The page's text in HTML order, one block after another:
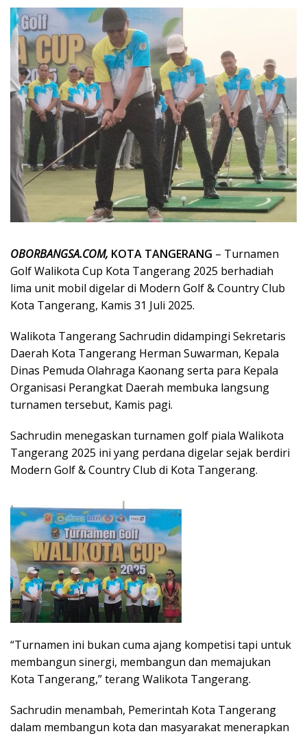
OBORBANGSA.COM, KOTA TANGERANG – Turnamen
Golf Walikota Cup Kota Tangerang 2025 berhadiah
lima unit mobil digelar di Modern Golf & Country Club
Kota Tangerang, Kamis 31 Juli 2025.
Walikota Tangerang Sachrudin didampingi Sekretaris
Daerah Kota Tangerang Herman Suwarman, Kepala
Dinas Pemuda Olahraga Kaonang serta para Kepala
Organisasi Perangkat Daerah membuka langsung
turnamen tersebut, Kamis pagi.
Sachrudin menegaskan turnamen golf piala Walikota
Tangerang 2025 ini yang perdana digelar sejak berdiri
Modern Golf & Country Club di Kota Tangerang.
“Turnamen ini bukan cuma ajang kompetisi tapi untuk
membangun sinergi, membangun dan memajukan
Kota Tangerang,” terang Walikota Tangerang.
Sachrudin menambah, Pemerintah Kota Tangerang
dalam membangun kota dan masyarakat menerapkan